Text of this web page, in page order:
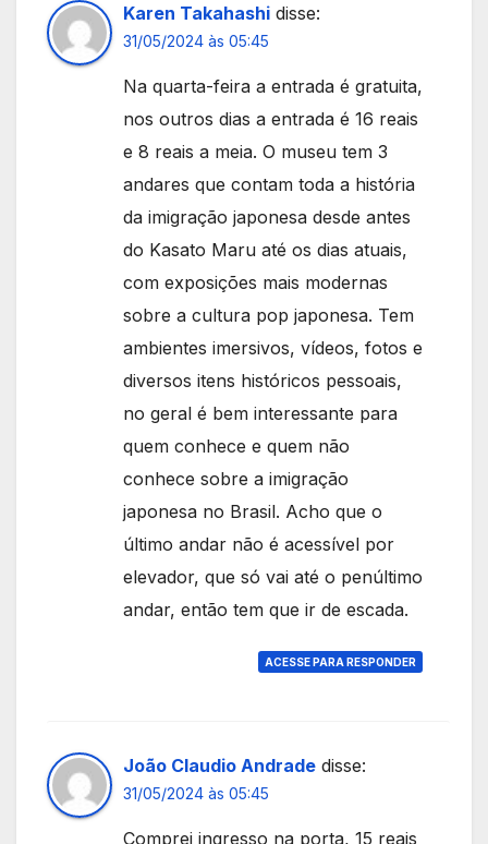
Karen Takahashi disse:
31/05/2024 às 05:45
Na quarta-feira a entrada é gratuita,
nos outros dias a entrada é 16 reais
e 8 reais a meia. O museu tem 3
andares que contam toda a história
da imigração japonesa desde antes
do Kasato Maru até os dias atuais,
com exposições mais modernas
sobre a cultura pop japonesa. Tem
ambientes imersivos, vídeos, fotos e
diversos itens históricos pessoais,
no geral é bem interessante para
quem conhece e quem não
conhece sobre a imigração
japonesa no Brasil. Acho que o
último andar não é acessível por
elevador, que só vai até o penúltimo
andar, então tem que ir de escada.
ACESSE PARA RESPONDER
João Claudio Andrade disse:
31/05/2024 às 05:45
Comprei ingresso na porta, 15 reais